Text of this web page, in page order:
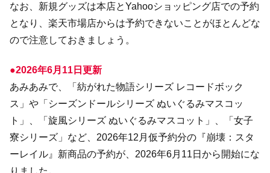
なお、新規グッズは本店とYahooショッピング店での予約
となり、楽天市場店からは予約できないことがほとんどな
ので注意しておきましょう。
●2026年6月11日更新
あみあみで、「紡がれた物語シリーズ レコードボック
ス」や「シーズンドールシリーズ ぬいぐるみマスコッ
ト」、「旋風シリーズ ぬいぐるみマスコット」、「女子
寮シリーズ」など、2026年12月仮予約分の『崩壊：スタ
ーレイル』新商品の予約が、2026年6月11日から開始にな